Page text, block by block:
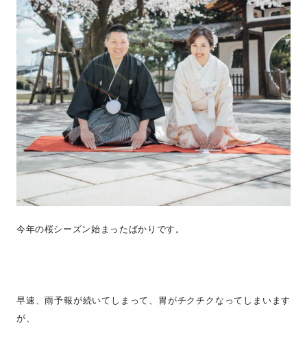
今年の桜シーズン始まったばかりです。
早速、雨予報が続いてしまって、胃がチクチクなってしまいます
が、